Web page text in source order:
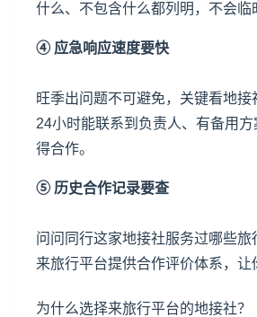
什么、不包含什么都列明，不会临
④ 应急响应速度要快
旺季出问题不可避免，关键看地接
24小时能联系到负责人、有备用
得合作。
⑤ 历史合作记录要查
问问同行这家地接社服务过哪些旅
来旅行平台提供合作评价体系，让
为什么选择来旅行平台的地接社？